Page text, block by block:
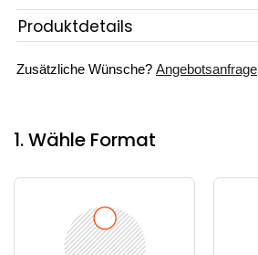
Produktdetails
Zusätzliche Wünsche? Angebotsanfrage
1. Wähle Format